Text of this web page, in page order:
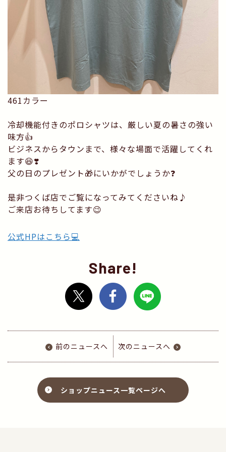
461カラー
冷却機能付きのポロシャツは、厳しい夏の暑さの強い
味方👍
ビジネスからタウンまで、様々な場面で活躍してくれ
ます😆❣️
父の日のプレゼント🎁にいかがでしょうか❓
是非つくば店でご覧になってみてくださいね♪
ご来店お待ちしてます😉
公式HPはこちら💻
Share!
前のニュースへ 次のニュースへ
ショップニュース一覧ページへ